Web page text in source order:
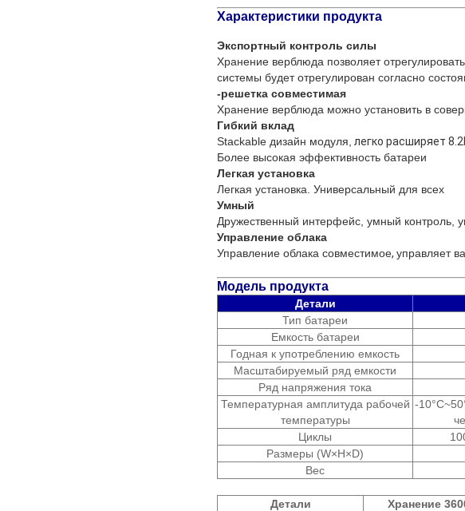
Характеристики продукта
Экспортный контроль силы
Хранение верблюда позволяет
системы будет отрегулирован согласно
-решетка совместимая
Хранение верблюда можно установить в
Гибкий вклад
Stackable дизайн модуля, легко расширяет
Более высокая эффективность батареи
Легкая установка
Легкая установка. Универсальный для всех
Умный
Дружественный интерфейс, умный контроль,
Управление облака
Управление облака совместимое, управляет
Модель продукта
Детали
Тип батареи
Емкость батареи
Годная к употреблению емкость
Масштабируемый ряд емкости
Ряд напряжения тока
Температурная амплитуда рабочей
температуры
-
Циклы
Размеры (W×H×D)
Вес
Детали Хранение